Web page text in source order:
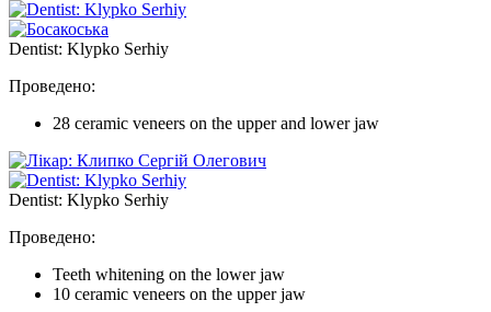
Dentist: Klypko Serhiy
Проведено:
28 ceramic veneers on the upper and lower jaw
Dentist: Klypko Serhiy
Проведено:
Teeth whitening on the lower jaw
10 ceramic veneers on the upper jaw